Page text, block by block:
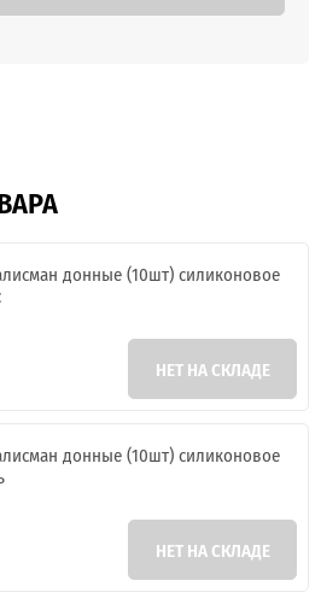
донные (10шт) силиконовое
НЕТ НА СКЛАДЕ
донные (10шт) силиконовое
НЕТ НА СКЛАДЕ